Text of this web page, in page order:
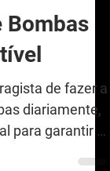
de fazer a
diariamente,
para garantir a